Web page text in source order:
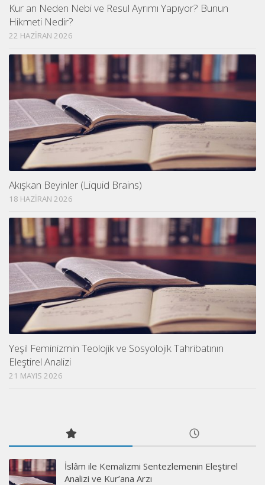
Kur an Neden Nebi ve Resul Ayrımı Yapıyor? Bunun
Hikmeti Nedir?
22 HAZIRAN 2026
Akışkan Beyinler (Liquid Brains)
18 HAZIRAN 2026
Yeşil Feminizmin Teolojik ve Sosyolojik Tahribatının
Eleştirel Analizi
21 MAYIS 2026
İslâm ile Kemalizmi Sentezlemenin Eleştirel
Analizi ve Kur’ana Arzı